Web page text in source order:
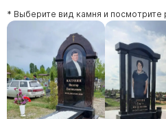
* Выберите вид камня и посмотрите